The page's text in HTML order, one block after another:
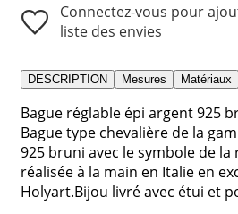
Connectez-vous pour
liste des envies
DESCRIPTION Mesures Matériaux
Bague réglable épi argent 925
Bague type chevalière de la
925 bruni avec le symbole de la
réalisée à la main en Italie en
Holyart.Bijou livré avec étui et